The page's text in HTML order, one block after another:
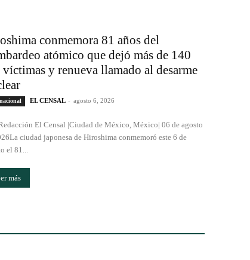
conmemora 81 años del
atómico que dejó más de 140
y renueva llamado al desarme
EL CENSAL - agosto 6, 2026
El Censal |Ciudad de México, México| 06 de agosto
ciudad japonesa de Hiroshima conmemoró este 6 de
el 81...
más